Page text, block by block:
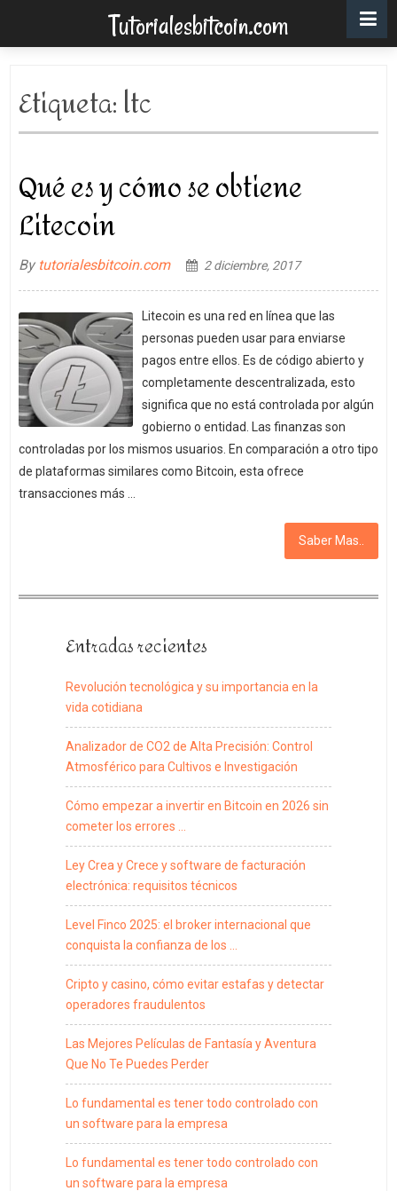
Tutorialesbitcoin.com
Etiqueta:ltc
Qué es y cómo se obtiene
Litecoin
By tutorialesbitcoin.com 2 diciembre, 2017
Litecoin es una red en línea que las
personas pueden usar para enviarse
pagos entre ellos. Es de código abierto y
completamente descentralizada, esto
significa que no está controlada por algún
gobierno o entidad. Las finanzas son
controladas por los mismos usuarios. En comparación a otro tipo
de plataformas similares como Bitcoin, esta ofrece
transacciones más …
Saber Mas..
Entradas recientes
Revolución tecnológica y su importancia en la
vida cotidiana
Analizador de CO2 de Alta Precisión: Control
Atmosférico para Cultivos e Investigación
Cómo empezar a invertir en Bitcoin en 2026 sin
cometer los errores …
Ley Crea y Crece y software de facturación
electrónica: requisitos técnicos
Level Finco 2025: el broker internacional que
conquista la confianza de los …
Cripto y casino, cómo evitar estafas y detectar
operadores fraudulentos
Las Mejores Películas de Fantasía y Aventura
Que No Te Puedes Perder
Lo fundamental es tener todo controlado con
un software para la empresa
Lo fundamental es tener todo controlado con
un software para la empresa